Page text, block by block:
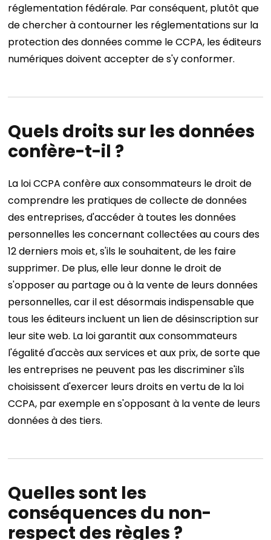
réglementation fédérale. Par conséquent, plutôt que
de chercher à contourner les réglementations sur la
protection des données comme le CCPA, les éditeurs
numériques doivent accepter de s'y conformer.
Quels droits sur les données
confère-t-il ?
La loi CCPA confère aux consommateurs le droit de
comprendre les pratiques de collecte de données
des entreprises, d'accéder à toutes les données
personnelles les concernant collectées au cours des
12 derniers mois et, s'ils le souhaitent, de les faire
supprimer. De plus, elle leur donne le droit de
s'opposer au partage ou à la vente de leurs données
personnelles, car il est désormais indispensable que
tous les éditeurs incluent un lien de désinscription sur
leur site web. La loi garantit aux consommateurs
l'égalité d'accès aux services et aux prix, de sorte que
les entreprises ne peuvent pas les discriminer s'ils
choisissent d'exercer leurs droits en vertu de la loi
CCPA, par exemple en s'opposant à la vente de leurs
données à des tiers.
Quelles sont les
conséquences du non-
respect des règles ?